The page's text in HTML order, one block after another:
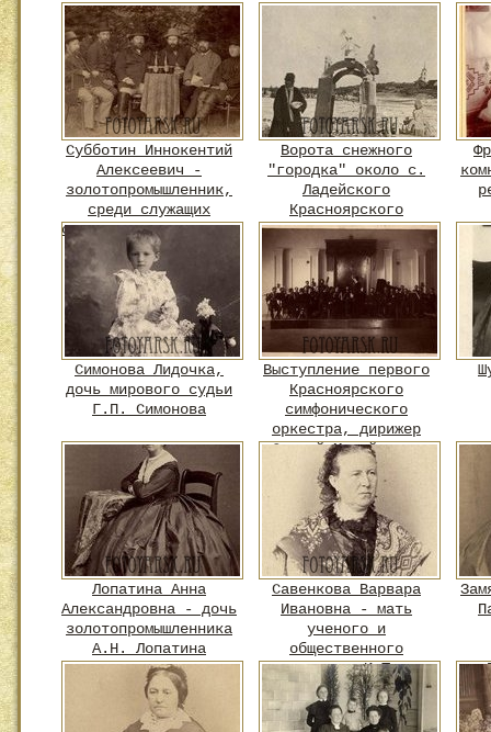
крыльце дома
Субботин Иннокентий
Алексеевич -
золотопромышленник,
среди служащих
своего прииска на р.
Джаминда в Амурской
области.
Ворота снежного
"городка" около с.
Ладейского
Красноярского
округа.
Симонова Лидочка,
дочь мирового судьи
Г.П. Симонова
Выступление первого
Красноярского
симфонического
оркестра, дирижер
Сергей Михайлович
Безносиков.
Лопатина Анна
Александровна - дочь
золотопромышленника
А.Н. Лопатина
Савенкова Варвара
Ивановна - мать
ученого и
общественного
деятеля И.Т.
Савенкова